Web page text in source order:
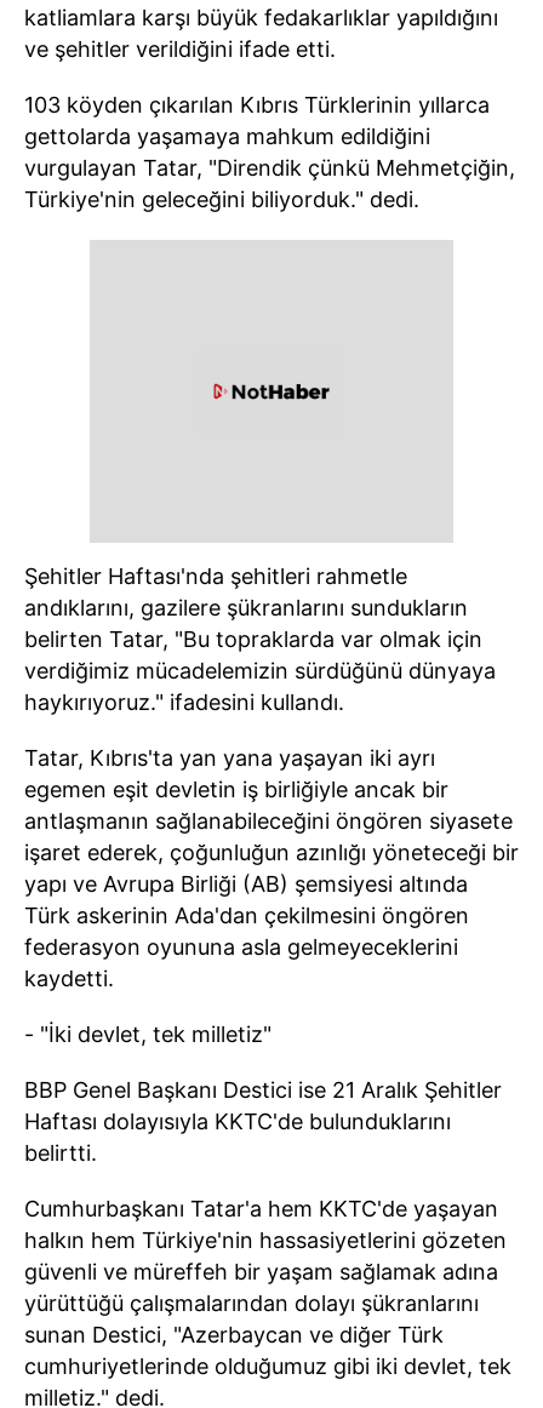
katliamlara karşı büyük fedakarlıklar yapıldığını
ve şehitler verildiğini ifade etti.
103 köyden çıkarılan Kıbrıs Türklerinin yıllarca
gettolarda yaşamaya mahkum edildiğini
vurgulayan Tatar, "Direndik çünkü Mehmetçiğin,
Türkiye'nin geleceğini biliyorduk." dedi.
Şehitler Haftası'nda şehitleri rahmetle
andıklarını, gazilere şükranlarını sundukların
belirten Tatar, "Bu topraklarda var olmak için
verdiğimiz mücadelemizin sürdüğünü dünyaya
haykırıyoruz." ifadesini kullandı.
Tatar, Kıbrıs'ta yan yana yaşayan iki ayrı
egemen eşit devletin iş birliğiyle ancak bir
antlaşmanın sağlanabileceğini öngören siyasete
işaret ederek, çoğunluğun azınlığı yöneteceği bir
yapı ve Avrupa Birliği (AB) şemsiyesi altında
Türk askerinin Ada'dan çekilmesini öngören
federasyon oyununa asla gelmeyeceklerini
kaydetti.
- "İki devlet, tek milletiz"
BBP Genel Başkanı Destici ise 21 Aralık Şehitler
Haftası dolayısıyla KKTC'de bulunduklarını
belirtti.
Cumhurbaşkanı Tatar'a hem KKTC'de yaşayan
halkın hem Türkiye'nin hassasiyetlerini gözeten
güvenli ve müreffeh bir yaşam sağlamak adına
yürüttüğü çalışmalarından dolayı şükranlarını
sunan Destici, "Azerbaycan ve diğer Türk
cumhuriyetlerinde olduğumuz gibi iki devlet, tek
milletiz." dedi.